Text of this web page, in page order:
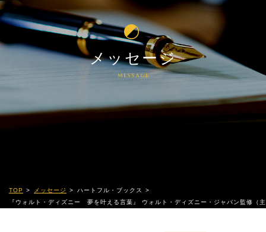
メッセージ
message
TOP メッセージ
ハートフル・ブックス
『ウォルト・ディズニー 夢を叶える言葉』 ウォルト・ディズニー・ジャパン監修（